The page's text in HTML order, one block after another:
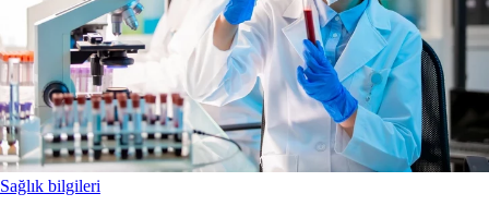
Sağlık bilgileri